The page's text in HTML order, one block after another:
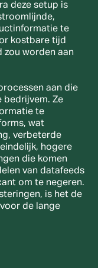
deze setup is
te
kostbare tijd
worden aan
aan die
bedrijvem. Ze
te
wat
verbeterde
hogere
die komen
van datafeeds
om te negeren.
is het de
de lange